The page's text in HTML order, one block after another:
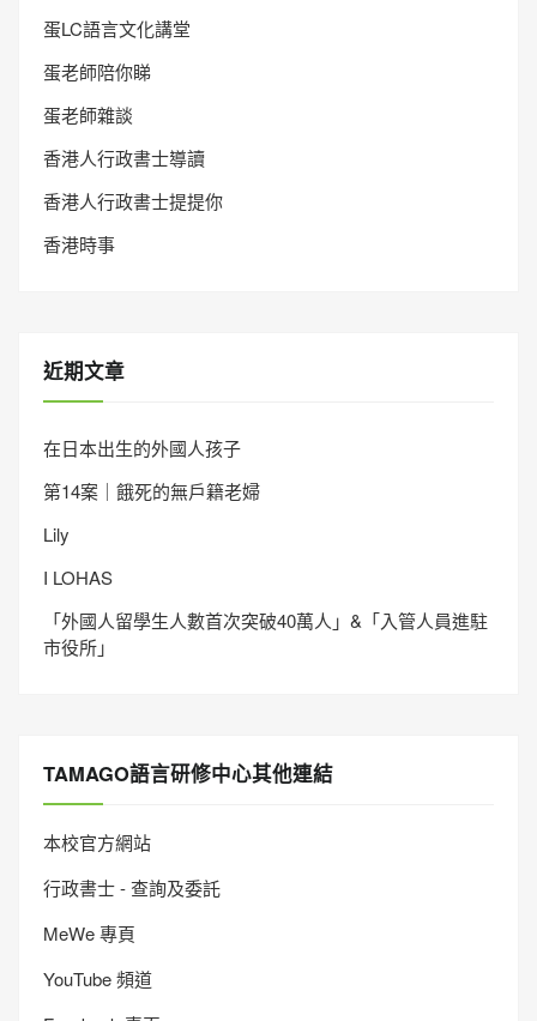
蛋LC語言文化講堂
蛋老師陪你睇
蛋老師雜談
香港人行政書士導讀
香港人行政書士提提你
香港時事
近期文章
在日本出生的外國人孩子
第14案｜餓死的無戶籍老婦
Lily
I LOHAS
「外國人留學生人數首次突破40萬人」&「入管人員進駐
市役所」
TAMAGO語言研修中心其他連結
本校官方網站
行政書士 - 查詢及委託
MeWe 專頁
YouTube 頻道